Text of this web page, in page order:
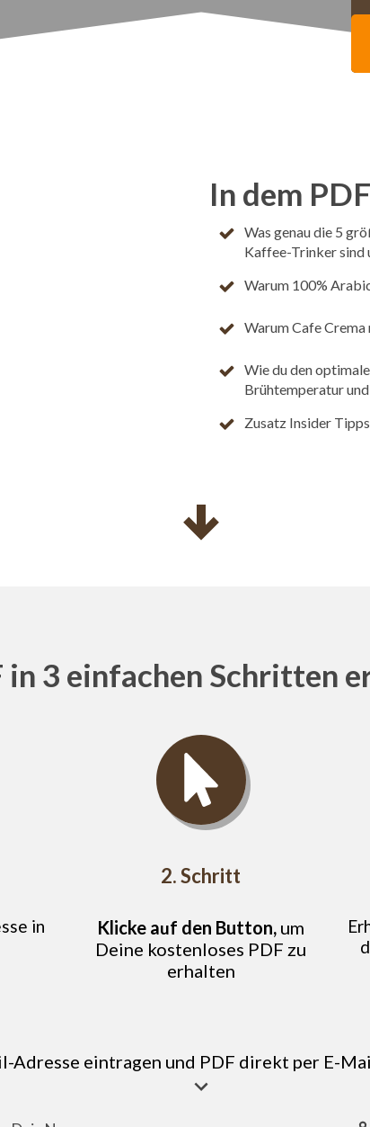
In dem
Was genau die 5
Kaffee-Trinker sind
Warum 100%
Warum Cafe
Wie du den
Brühtemperatur
Zusatz Insider
in 3 einfachen Schritten
in
2. Schritt
Klicke auf den Button, um
Deine kostenloses PDF zu
erhalten
Adresse eintragen und PDF direkt per E-